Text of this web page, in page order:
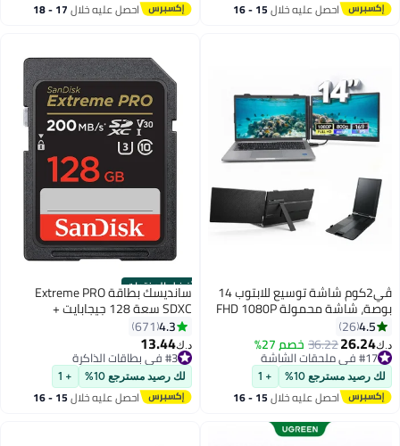
#1 في كابلات الطابعات احصل عليه خلال 15 - 16 #5 في ملحقات الشاشة احصل عليه خلال 17 - 18
ڤي2كوم شاشة توسيع للابتوب 14
بوصة، شاشة محمولة FHD 1080P
لأجهزة اللابتوب 13 إلى 17 بوصة،
متوافقة مع Windows وMac
وChromeOS وAndroid
4.5
26
د.ك‏26.24
36.22خصم 27%
#17 في ملحقات الشاشة
#17 في ملحقات الشاشة
لك رصيد مسترجع 10% + 1
احصل عليه خلال 15 - 16
أفضل المنتجات سانديسك بطاقة Extreme PRO
SDXC سعة 128 جيجابايت +
Class 10، U3، V30 SDSDXXD 128G
GN4IN 128 جيجابايت
4.3
671
د.ك‏13.44
#3 في بطاقات الذاكرة
#3 في بطاقات الذاكرة
لك رصيد مسترجع 10% + 1
احصل عليه خلال 15 - 16